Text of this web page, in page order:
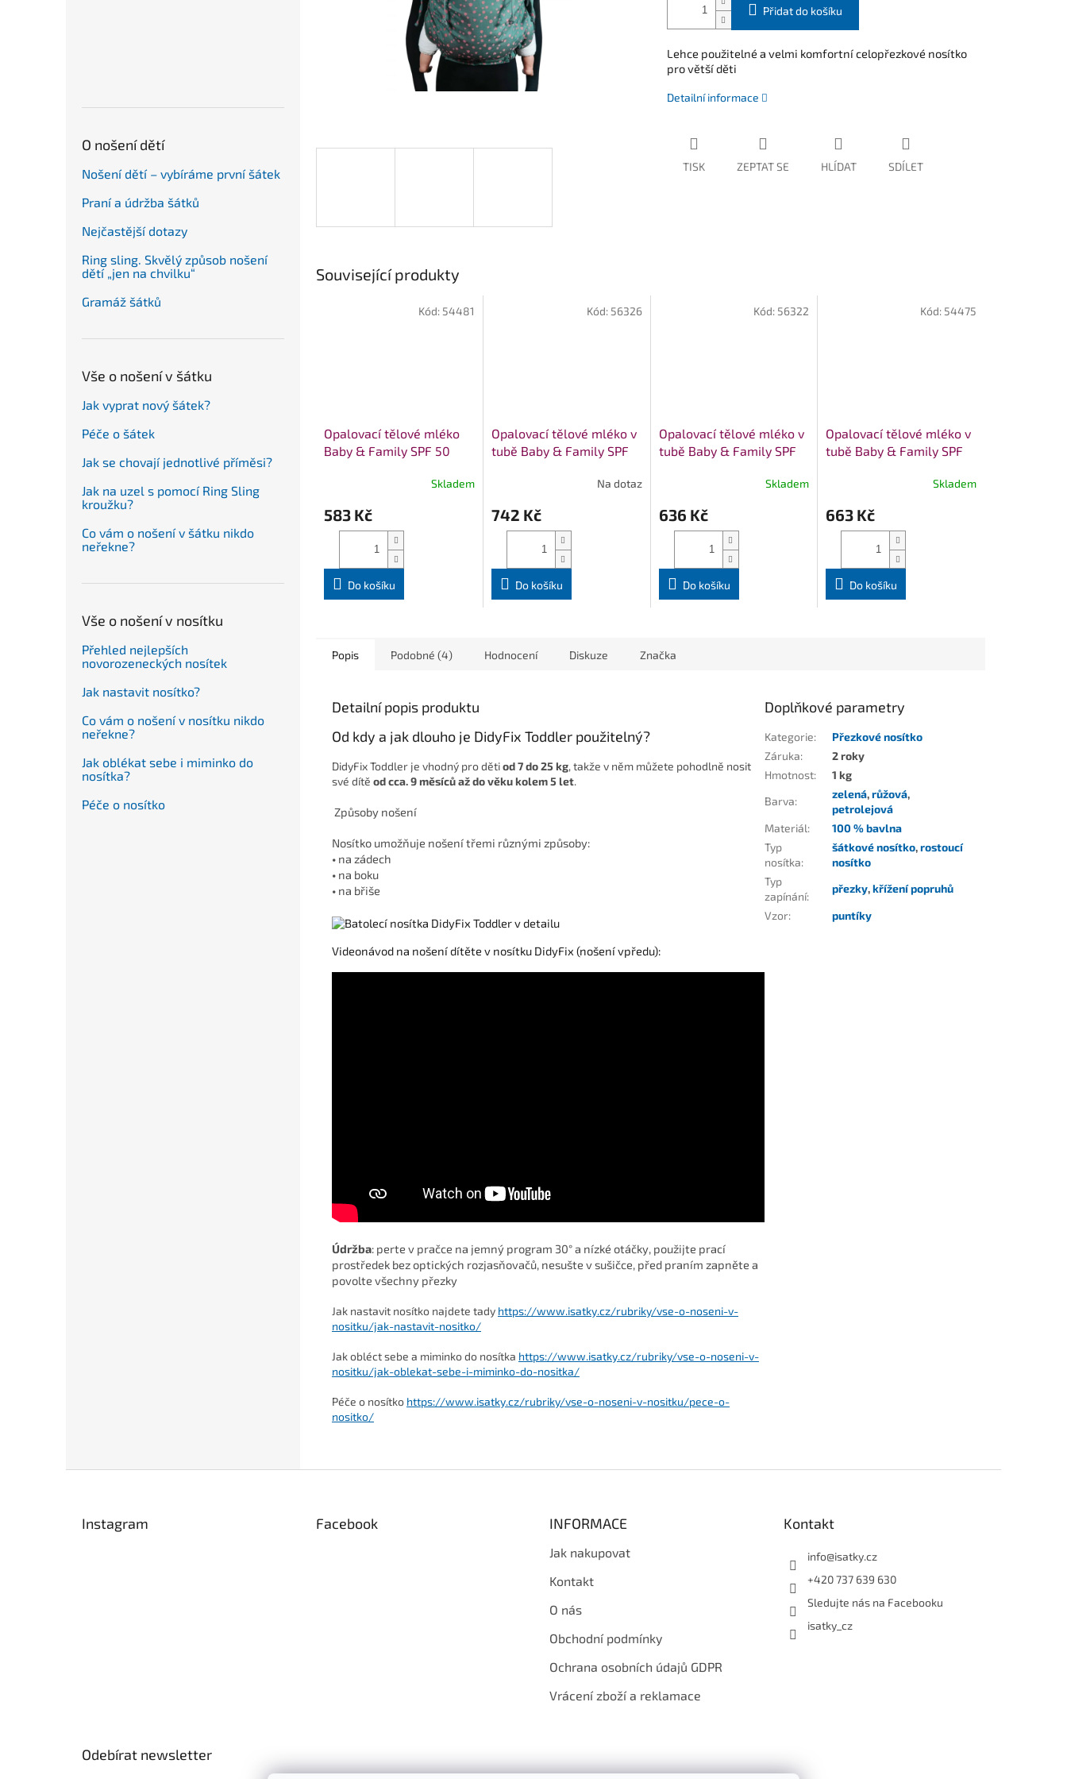
O nošení dětí
Nošení dětí – vybíráme první šátek
Praní a údržba šátků
Nejčastější dotazy
Ring sling. Skvělý způsob nošení
dětí „jen na chvilku“
Gramáž šátků
Vše o nošení v šátku
Jak vyprat nový šátek?
Péče o šátek
Jak se chovají jednotlivé příměsi?
Jak na uzel s pomocí Ring Sling
kroužku?
Co vám o nošení v šátku nikdo
neřekne?
Vše o nošení v nosítku
Přehled nejlepších
novorozeneckých nosítek
Jak nastavit nosítko?
Co vám o nošení v nosítku nikdo
neřekne?
Jak oblékat sebe i miminko do
nosítka?
Péče o nosítko
Přidat do košíku
Lehce použitelné a velmi komfortní celopřezkové nosítko
pro větší děti
Detailní informace
TISK ZEPTAT SE HLÍDAT SDÍLET
Související produkty
Opalovací tělové mléko
Baby & Family SPF 50
Skladem
583 Kč
Do košíku
Kód: 54481
Opalovací tělové mléko v
tubě Baby & Family SPF
Na dotaz
742 Kč
Do košíku
Kód: 56326
Opalovací tělové mléko v
tubě Baby & Family SPF
Skladem
636 Kč
Do košíku
Kód: 56322
Opalovací tělové mléko v
tubě Baby & Family SPF
Skladem
663 Kč
Do košíku
Kód: 54475
Popis Podobné (4) Hodnocení Diskuze Značka
Detailní popis produktu
Od kdy a jak dlouho je DidyFix Toddler použitelný?
DidyFix Toddler je vhodný pro dětiod 7 do 25 kg, takže v něm můžete pohodlně nosit
své dítě od cca. 9 měsíců až do věku kolem 5 let.
Způsoby nošení
Nosítko umožňuje nošení třemi různými způsoby:
• na zádech
• na boku
• na břiše
Videonávod na nošení dítěte v nosítku DidyFix (nošení vpředu):
Údržba: perte v pračce na jemný program 30° a nízké otáčky, použijte prací
prostředek bez optických rozjasňovačů, nesušte v sušičce, před praním zapněte a
povolte všechny přezky
Jak nastavit nosítko najdete tady https://www.isatky.cz/rubriky/vse-o-noseni-v-
nositku/jak-nastavit-nositko/
Jak obléct sebe a miminko do nosítka https://www.isatky.cz/rubriky/vse-o-noseni-v-
nositku/jak-oblekat-sebe-i-miminko-do-nositka/
Péče o nosítko https://www.isatky.cz/rubriky/vse-o-noseni-v-nositku/pece-o-
nositko/
Doplňkové parametry
Kategorie:
Přezkové nosítko
Záruka:
2 roky
Hmotnost:
1 kg
Barva:
zelená,růžová,
petrolejová
Materiál:
100 % bavlna
Typ
nosítka:
šátkové nosítko,rostoucí
nosítko
Typ
zapínání:
přezky,křížení popruhů
Vzor: puntíky
Instagram Facebook INFORMACE
Jak nakupovat
Kontakt
O nás
Obchodní podmínky
Ochrana osobních údajů GDPR
Vrácení zboží a reklamace
Kontakt
info@isatky.cz
+420 737 639 630
Sledujte nás na Facebooku
isatky_cz
Odebírat newsletter